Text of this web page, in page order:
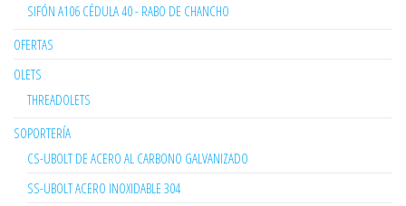
SIFÓN A106 CÉDULA 40 - RABO DE CHANCHO
OFERTAS
OLETS
THREADOLETS
SOPORTERÍA
CS-UBOLT DE ACERO AL CARBONO GALVANIZADO
SS-UBOLT ACERO INOXIDABLE 304